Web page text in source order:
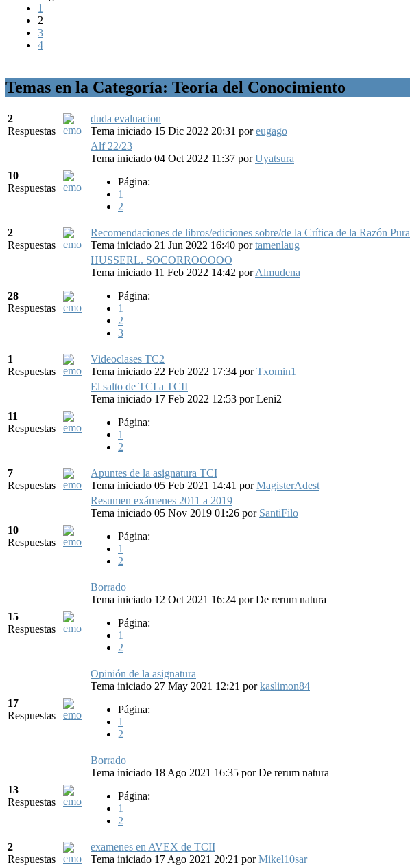
1
2
3
4
Temas en la Categoría: Teoría del Conocimiento
2
Respuestas
duda evaluacion
Tema iniciado 15 Dic 2022 20:31 poreugago
10
Respuestas
Alf 22/23
Tema iniciado 04 Oct 2022 11:37 porUyatsura
Página:
1
2
2
Respuestas
Recomendaciones de libros/ediciones sobre/de la Crítica de la Razón Pura
Tema iniciado 21 Jun 2022 16:40 portamenlaug
28
Respuestas
HUSSERL. SOCORROOOOO
Tema iniciado 11 Feb 2022 14:42 porAlmudena
Página:
1
2
3
1
Respuestas
Videoclases TC2
Tema iniciado 22 Feb 2022 17:34 porTxomin1
11
Respuestas
El salto de TCI a TCII
Tema iniciado 17 Feb 2022 12:53 porLeni2
Página:
1
2
7
Respuestas
Apuntes de la asignatura TCI
Tema iniciado 05 Feb 2021 14:41 porMagisterAdest
10
Respuestas
Resumen exámenes 2011 a 2019
Tema iniciado 05 Nov 2019 01:26 por SantiFilo
Página:
1
2
15
Respuestas
Borrado
Tema iniciado 12 Oct 2021 16:24 porDe rerum natura
Página:
1
2
17
Respuestas
Opinión de la asignatura
Tema iniciado 27 May 2021 12:21 porkaslimon84
Página:
1
2
13
Respuestas
Borrado
Tema iniciado 18 Ago 2021 16:35 porDe rerum natura
Página:
1
2
2
Respuestas
examenes en AVEX de TCII
Tema iniciado 17 Ago 2021 20:21 porMikel10sar